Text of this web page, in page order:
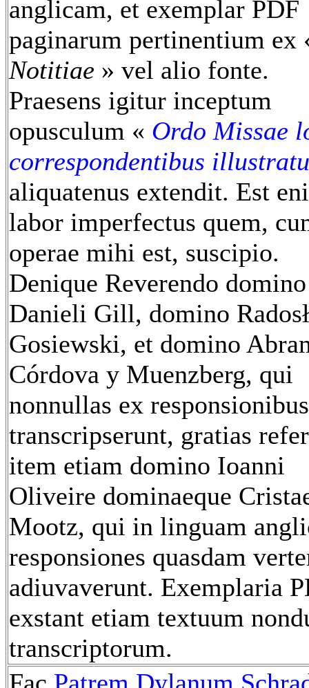
anglicam, et exemplar PDF
paginarum pertinentium ex
Notitiae » vel alio fonte.
Praesens igitur inceptum
opusculum « Ordo Missae
correspondentibus
aliquatenus extendit. Est
labor imperfectus quem,
operae mihi est, suscipio.
Denique Reverendo domino
Danieli Gill, domino
Gosiewski, et domino
Córdova y Muenzberg, qui
nonnullas ex responsionibus
transcripserunt, gratias
item etiam domino Ioanni
Oliveire dominaeque
Mootz, qui in linguam
responsiones quasdam
adiuvaverunt. Exemplaria
exstant etiam textuum
transcriptorum.